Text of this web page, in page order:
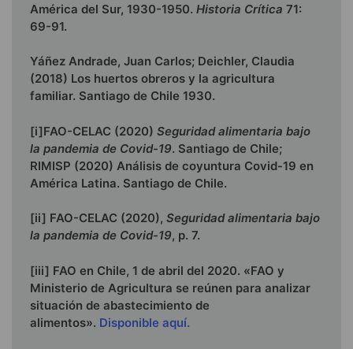
América del Sur, 1930-1950. Historia Crítica 71:
69-91.
Yáñez Andrade, Juan Carlos; Deichler, Claudia
(2018) Los huertos obreros y la agricultura
familiar. Santiago de Chile 1930.
[i]FAO-CELAC (2020) Seguridad alimentaria bajo
la pandemia de Covid-19. Santiago de Chile;
RIMISP (2020) Análisis de coyuntura Covid-19 en
América Latina. Santiago de Chile.
[ii] FAO-CELAC (2020), Seguridad alimentaria bajo
la pandemia de Covid-19, p. 7.
[iii] FAO en Chile, 1 de abril del 2020. «FAO y
Ministerio de Agricultura se reúnen para analizar
situación de abastecimiento de
alimentos». Disponible aquí.